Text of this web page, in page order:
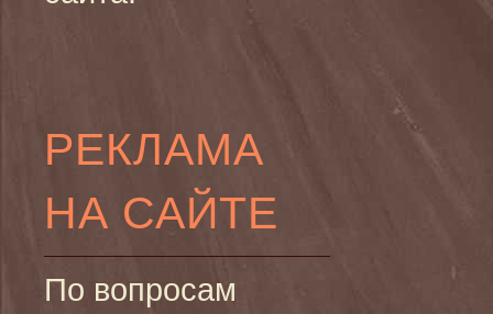
РЕКЛАМА
НА САЙТЕ
По вопросам